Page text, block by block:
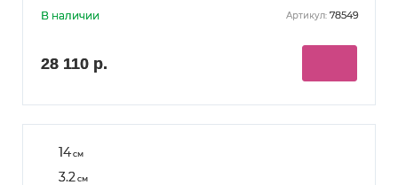
В наличии Артикул: 78549
28 110 р.
14см
3.2 см